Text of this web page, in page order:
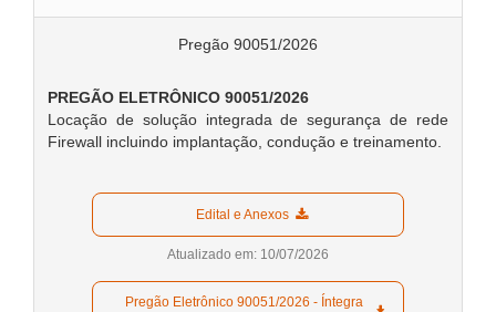
Pregão 90051/2026
PREGÃO ELETRÔNICO 90051/2026
Locação de solução integrada de segurança de rede
Firewall incluindo implantação, condução e treinamento.
  Edital e Anexos
Atualizado em: 10/07/2026